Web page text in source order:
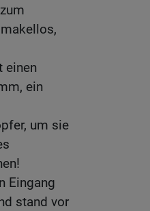
einen
ein
um sie
Eingang
stand vor